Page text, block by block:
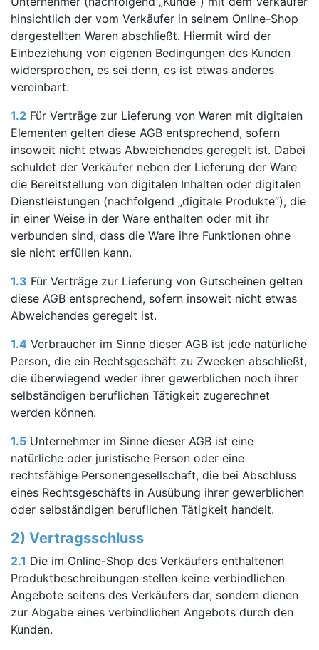
hinsichtlich der vom Verkäufer in seinem Online-Shop
dargestellten Waren abschließt. Hiermit wird der
Einbeziehung von eigenen Bedingungen des Kunden
widersprochen, es sei denn, es ist etwas anderes
vereinbart.
1.2 Für Verträge zur Lieferung von Waren mit digitalen
Elementen gelten diese AGB entsprechend, sofern
insoweit nicht etwas Abweichendes geregelt ist. Dabei
schuldet der Verkäufer neben der Lieferung der Ware
die Bereitstellung von digitalen Inhalten oder digitalen
Dienstleistungen (nachfolgend „digitale Produkte“), die
in einer Weise in der Ware enthalten oder mit ihr
verbunden sind, dass die Ware ihre Funktionen ohne
sie nicht erfüllen kann.
1.3 Für Verträge zur Lieferung von Gutscheinen gelten
diese AGB entsprechend, sofern insoweit nicht etwas
Abweichendes geregelt ist.
1.4 Verbraucher im Sinne dieser AGB ist jede natürliche
Person, die ein Rechtsgeschäft zu Zwecken abschließt,
die überwiegend weder ihrer gewerblichen noch ihrer
selbständigen beruflichen Tätigkeit zugerechnet
werden können.
1.5 Unternehmer im Sinne dieser AGB ist eine
natürliche oder juristische Person oder eine
rechtsfähige Personengesellschaft, die bei Abschluss
eines Rechtsgeschäfts in Ausübung ihrer gewerblichen
oder selbständigen beruflichen Tätigkeit handelt.
2) Vertragsschluss
2.1 Die im Online-Shop des Verkäufers enthaltenen
Produktbeschreibungen stellen keine verbindlichen
Angebote seitens des Verkäufers dar, sondern dienen
zur Abgabe eines verbindlichen Angebots durch den
Kunden.